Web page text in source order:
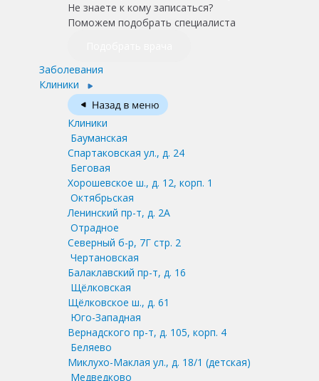
Не знаете к кому записаться?
Поможем подобрать специалиста
Заболевания
Клиники
Клиники
Бауманская
Спартаковская ул., д. 24
Беговая
Хорошевское ш., д. 12, корп. 1
Октябрьская
Ленинский пр-т, д. 2А
Отрадное
Северный б-р, 7Г стр. 2
Чертановская
Балаклавский пр-т, д. 16
Щёлковская
Щёлковское ш., д. 61
Юго-Западная
Вернадского пр-т, д. 105, корп. 4
Беляево
Миклухо-Маклая ул., д. 18/1 (детская)
Медведково